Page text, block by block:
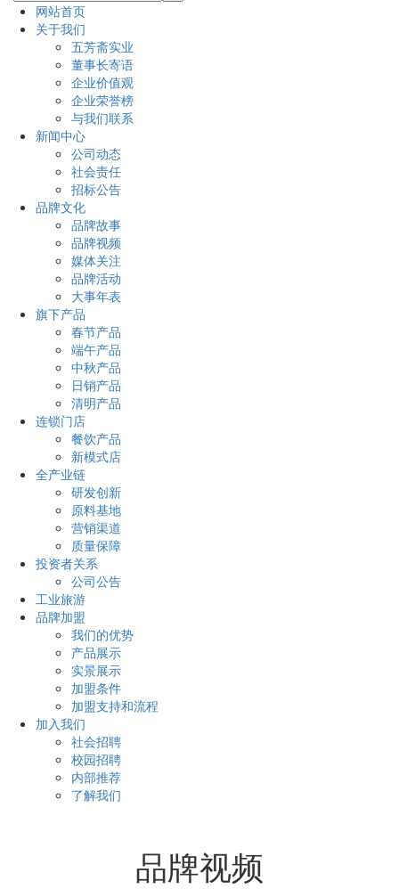
网站首页
关于我们
五芳斋实业
董事长寄语
企业价值观
企业荣誉榜
与我们联系
新闻中心
公司动态
社会责任
招标公告
品牌文化
品牌故事
品牌视频
媒体关注
品牌活动
大事年表
旗下产品
春节产品
端午产品
中秋产品
日销产品
清明产品
连锁门店
餐饮产品
新模式店
全产业链
研发创新
原料基地
营销渠道
质量保障
投资者关系
公司公告
工业旅游
品牌加盟
我们的优势
产品展示
实景展示
加盟条件
加盟支持和流程
加入我们
社会招聘
校园招聘
内部推荐
了解我们
品牌视频